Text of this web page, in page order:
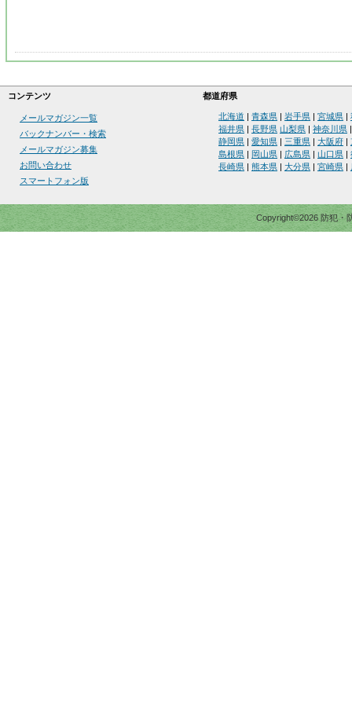
コンテンツ 都道府県
メールマガジン一覧
バックナンバー・検索
メールマガジン募集
お問い合わせ
スマートフォン版
北海道 青森県 岩手県 宮城県
福井県
長野県 山梨県 神奈川県
静岡県
愛知県 三重県 大阪府
島根県
岡山県 広島県 山口県
長崎県
熊本県 大分県 宮崎県
Copyright©2026 防犯・